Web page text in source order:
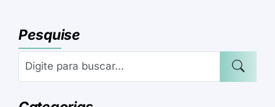
Pesquise